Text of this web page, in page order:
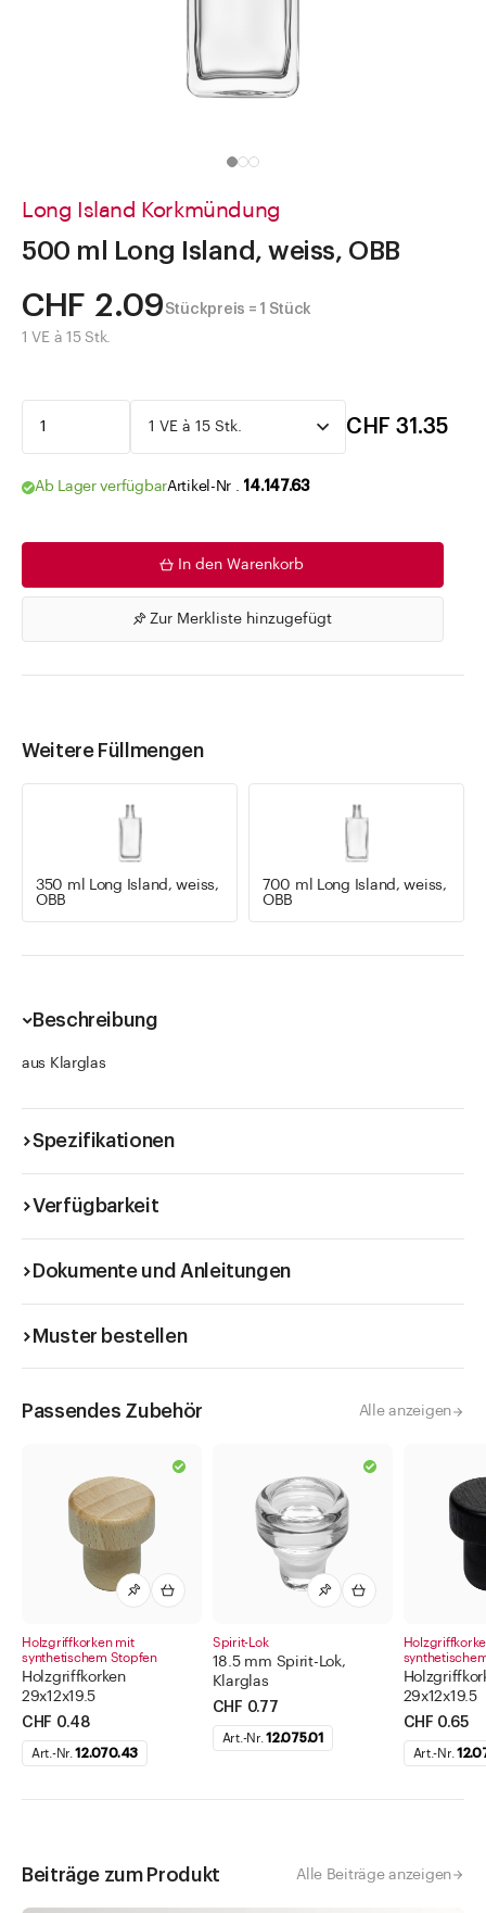
Long Island Korkmündung
500 ml Long Island, weiss, OBB
CHF 2.09 Stückpreis = 1 Stück
1 VE à 15 Stk.
CHF 31.35
Ab Lager verfügbarArtikel-Nr . 14.147.63
In den Warenkorb
Zur Merkliste hinzugefügt
Weitere Füllmengen
350 ml Long Island, weiss,
OBB
700 ml Long Island, weiss,
OBB
Beschreibung
aus Klarglas
Spezifikationen
Verfügbarkeit
Dokumente und Anleitungen
Muster bestellen
Passendes Zubehör Alle anzeigen
Holzgriffkorken mit
synthetischem Stopfen
Holzgriffkorken
29x12x19.5
CHF 0.48
Art.-Nr.12.070.43
Spirit-Lok
18.5 mm Spirit-Lok,
Klarglas
CHF 0.77
Art.-Nr.12.075.01
29x12x19.5
CHF 0.65
Art.-Nr.
Beiträge zum Produkt Alle Beiträge anzeigen